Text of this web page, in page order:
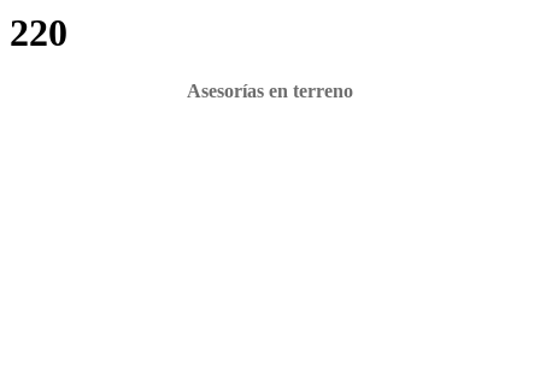
220
Asesorías en terreno